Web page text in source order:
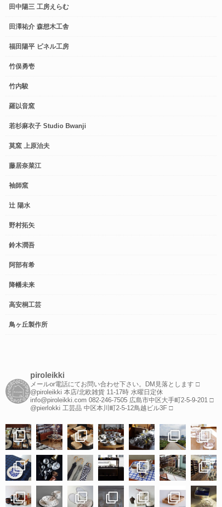
田中陽三 工房えらむ
田澤祐介 森想木工舎
福田陽平 ピネル工房
竹俣勇壱
竹内駿
羅以音窯
若杉麻衣子 Studio Bwanji
莫窯 上原治夫
藤居奈菜江
袖師窯
辻 陽水
野村拓矢
鈴木潤吾
阿部有希
降幡未来
高安桐工芸
鳥ヶ丘製作所
piroleikki
メールor電話にてお問い合わせ下さい。DM見落とします □
@piroleikki 本店/北欧雑貨 11-17時 水曜日定休
info@piroleikki.com 082-246-7505 広島市中区大手町2-5-9-201 □
@pierlokki 工芸品 中区本川町2-5-12鳥越ビル3F □